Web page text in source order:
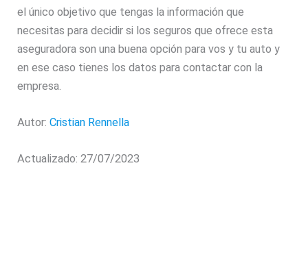
el único objetivo que tengas la información que
necesitas para decidir si los seguros que ofrece esta
aseguradora son una buena opción para vos y tu auto y
en ese caso tienes los datos para contactar con la
empresa.
Autor:Cristian Rennella
Actualizado: 27/07/2023